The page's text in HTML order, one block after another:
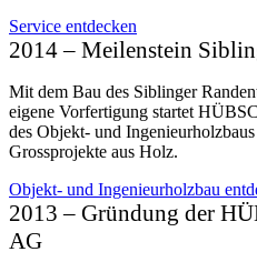
Service entdecken
2014 – Meilen­stein
Mit dem Bau des Siblinger
eigene Vor­fertigung startet
des Objekt- und
Gross­projekte aus Holz.
Objekt- und Ingenieu­r­holzbau
2013 – Grün­dung der
AG